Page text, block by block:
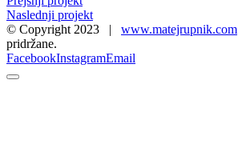
Naslednji projekt
© Copyright 2023 | www.matejrupnik.com
pridržane.
FacebookInstagramEmail